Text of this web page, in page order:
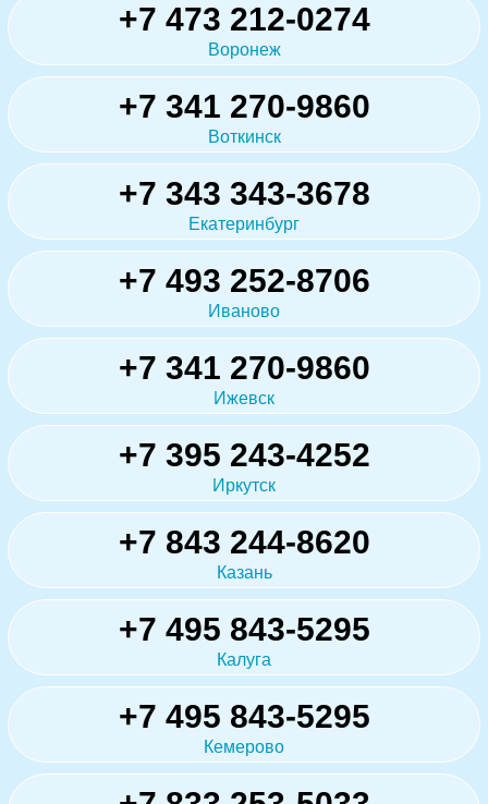
+7 473 212-0274
Воронеж
+7 341 270-9860
Воткинск
+7 343 343-3678
Екатеринбург
+7 493 252-8706
Иваново
+7 341 270-9860
Ижевск
+7 395 243-4252
Иркутск
+7 843 244-8620
Казань
+7 495 843-5295
Калуга
+7 495 843-5295
Кемерово